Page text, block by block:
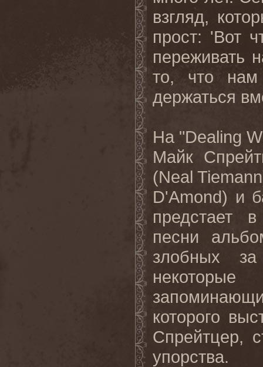
взгляд,
прост: 'Вот
переживать
то, что
нам
держаться
На "Dealing
Майк
(Neal
D'Amond) и
предстает
в
песни
злобных
которого
Спрейтцер,
упорства.